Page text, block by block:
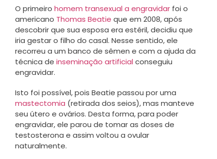
O primeiro homem transexual a engravidarfoi o
americano Thomas Beatie que em 2008, após
descobrir que sua esposa era estéril, decidiu que
iria gestar o filho do casal. Nesse sentido, ele
recorreu a um banco de sêmen e com a ajuda da
técnica de inseminação artificial conseguiu
engravidar.
Isto foi possível, pois Beatie passou por uma
mastectomia (retirada dos seios), mas manteve
seu útero e ovários. Desta forma, para poder
engravidar, ele parou de tomar as doses de
testosterona e assim voltou a ovular
naturalmente.